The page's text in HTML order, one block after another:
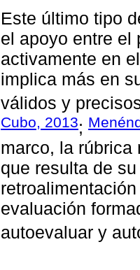
Este último tipo
el apoyo entre el
activamente en
implica más en
válidos y
Cubo, 2013;
marco, la rúbrica
que resulta de
evaluación
autoevaluar y